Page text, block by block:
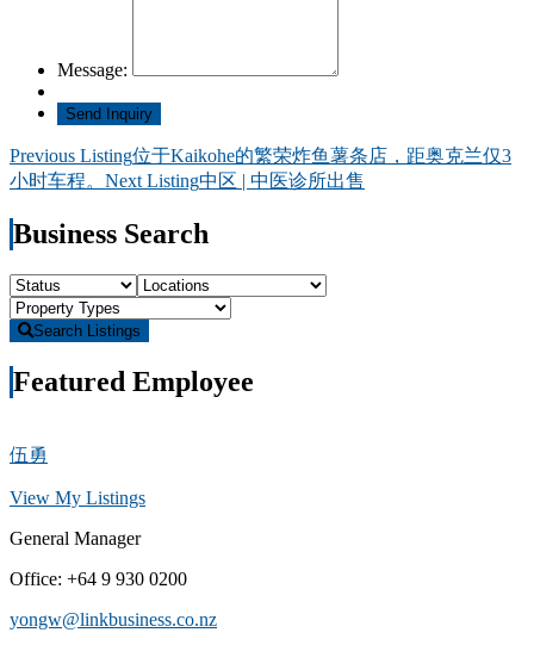
Message:
Listing
navigation
Previous Listing位于Kaikohe的繁荣炸鱼薯条店，距奥克兰仅3
小时车程。 Next Listing中区 | 中医诊所出售
Business Search
Search Listings
Featured Employee
伍勇
View My Listings
General Manager
Office: +64 9 930 0200
yongw@linkbusiness.co.nz